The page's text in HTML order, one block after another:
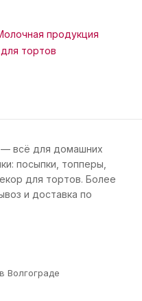
продукция
тортов
— всё для домашних
посыпки, топперы,
для тортов. Более
и доставка по
Волгограде